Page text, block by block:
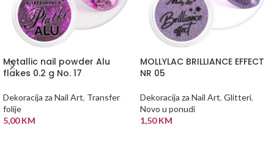
Metallic nail powder Alu
flakes 0.2 g No. 17
Dekoracija za Nail Art, Transfer
folije
5,00KM
MOLLYLAC BRILLIANCE EFFECT
NR 05
Dekoracija za Nail Art, Glitteri,
Novo u ponudi
1,50KM